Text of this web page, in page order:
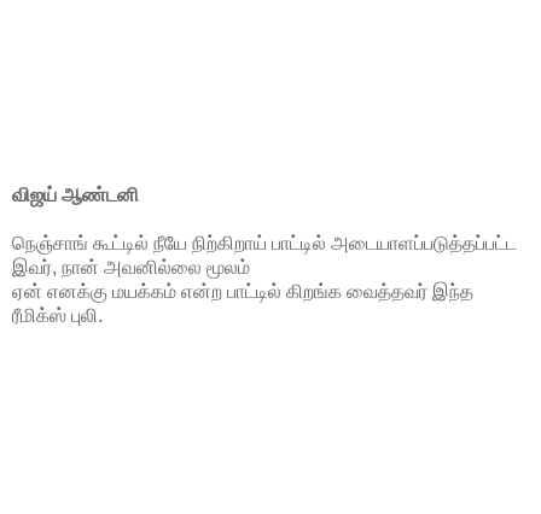
விஜய் ஆண்டனி
நெஞ்சாங் கூட்டில் நீயே நிற்கிறாய் பாட்டில் அடையாளப்படுத்தப்பட்ட
இவர், நான் அவனில்லை மூலம்
ஏன் எனக்கு மயக்கம் என்ற பாட்டில் கிறங்க வைத்தவர் இந்த
ரீமிக்ஸ் புலி.